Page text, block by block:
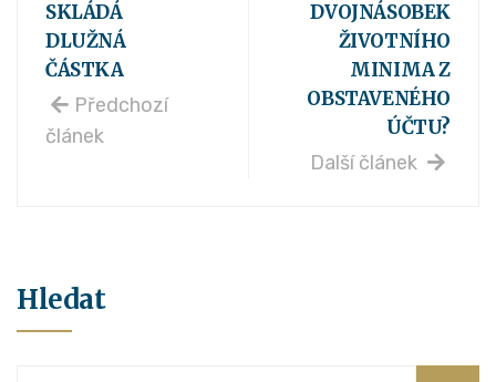
SKLÁDÁ
DLUŽNÁ
ČÁSTKA
Předchozí
článek
DVOJNÁSOBEK
ŽIVOTNÍHO
MINIMA Z
OBSTAVENÉHO
ÚČTU?
Další článek
Hledat